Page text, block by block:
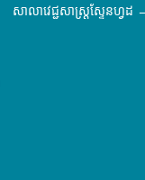
សាលាវេជ្ជសាស្ត្រស្ទែនហ្វដ